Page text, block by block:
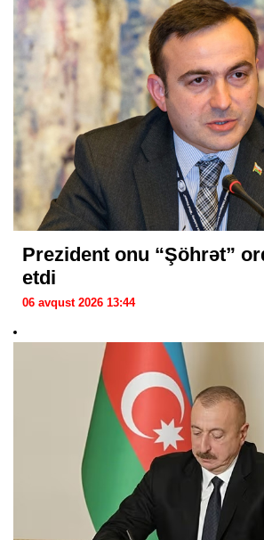
Prezident onu “Şöhrət”
etdi
06 avqust 2026 13:44